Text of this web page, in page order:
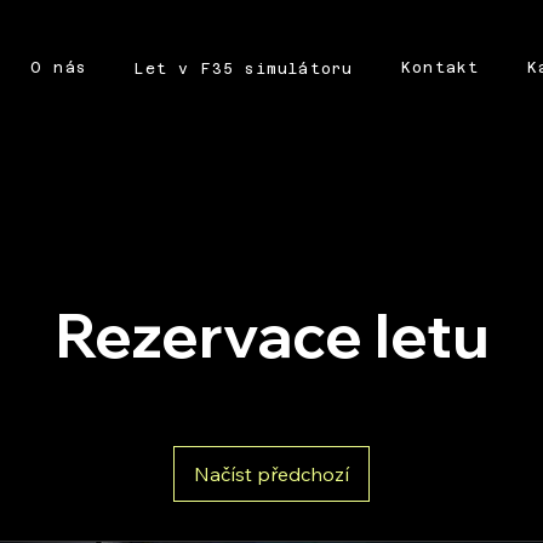
O nás Let v F35 simulátoru Kontakt
Rezervace letu
Načíst předchozí